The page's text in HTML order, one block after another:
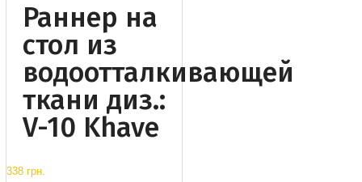
Раннер на
стол из
водоотталкивающей
ткани диз.:
V-10 Khave
338 грн.